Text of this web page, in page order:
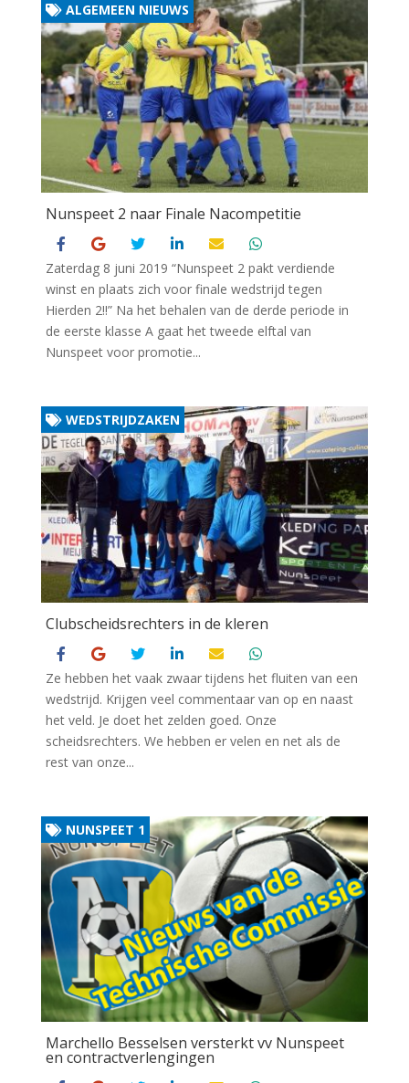
Nunspeet 2 naar Finale Nacompetitie
ALGEMEEN NIEUWS
Zaterdag 8 juni 2019 “Nunspeet 2 pakt verdiende
winst en plaats zich voor finale wedstrijd tegen
Hierden 2!!” Na het behalen van de derde periode in
de eerste klasse A gaat het tweede elftal van
Nunspeet voor promotie...
Clubscheidsrechters in de kleren
WEDSTRIJDZAKEN
Ze hebben het vaak zwaar tijdens het fluiten van een
wedstrijd. Krijgen veel commentaar van op en naast
het veld. Je doet het zelden goed. Onze
scheidsrechters. We hebben er velen en net als de
rest van onze...
Marchello Besselsen versterkt vv Nunspeet
en contractverlengingen
NUNSPEET 1